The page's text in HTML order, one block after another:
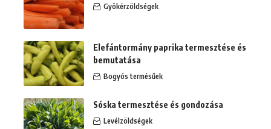
Gyökérzöldségek
Elefántormány paprika termesztése és
bemutatása
Bogyós termésűek
Sóska termesztése és gondozása
Levélzöldségek